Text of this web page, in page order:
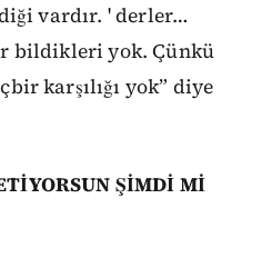
vardır. ' derler…
bildikleri yok. Çünkü
karşılığı yok” diye
ŞİMDİ Mİ